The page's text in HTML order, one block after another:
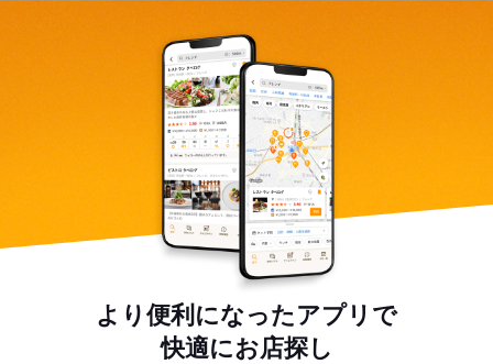
より便利になったアプリで
快適にお店探し